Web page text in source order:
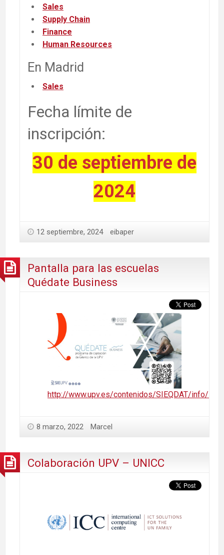
Sales
Supply Chain
Finance
Human Resources
En Madrid
Sales
Fecha límite de
inscripción:
30 de septiembre de
2024
12 septiembre, 2024 eibaper
Pantalla para las escuelas
Quédate Business
http://www.upv.es/contenidos/SIEQDAT/info/
8 marzo, 2022 Marcel
Colaboración UPV – UNICC